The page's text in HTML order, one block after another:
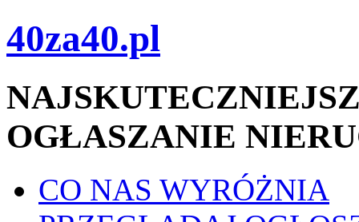
40za40.pl
OGŁASZANIE
CO NAS WYRÓŻNIA